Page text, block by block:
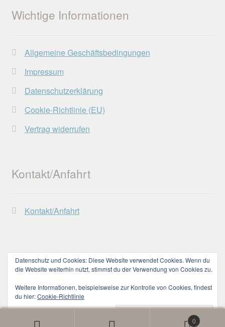
Datenschutz und Cookies: Diese Website verwendet Cookies. Wenn du
die Website weiterhin nutzt, stimmst du der Verwendung von Cookies zu.
Weitere Informationen, beispielsweise zur Kontrolle von Cookies, findest
du hier:Cookie-Richtlinie
Wichtige Informationen
Allgemeine Geschäftsbedingungen
Impressum
Datenschutzerklärung
Cookie-Richtlinie (EU)
Vertrag widerrufen
Kontakt/Anfahrt
Kontakt/Anfahrt
© Lechtaler Naturwerkstatt 2026
Datenschutzerklärung Erstellt mit WooCommerce.
0